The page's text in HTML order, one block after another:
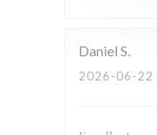
Daniel S
2026-06-22